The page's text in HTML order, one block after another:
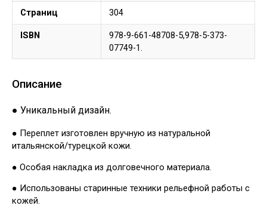
Страниц 304
ISBN
978-9-661-48708-5,978-5-373-
07749-1.
Описание
● Уникальный дизайн.
● Переплет изготовлен вручную из натуральной
итальянской/турецкой кожи.
● Особая накладка из долговечного материала.
● Использованы старинные техники рельефной работы с
кожей.